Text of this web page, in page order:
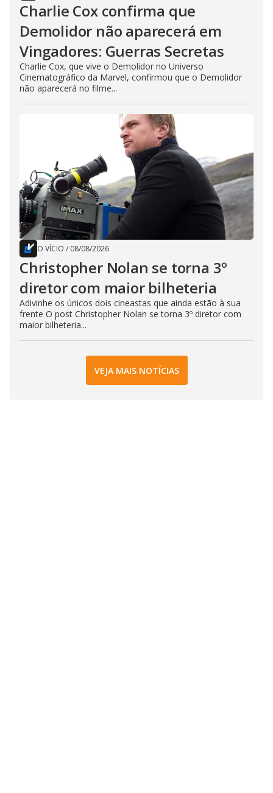
Charlie Cox confirma que
Demolidor não aparecerá em
Vingadores: Guerras Secretas
Charlie Cox, que vive o Demolidor no Universo
Cinematográfico da Marvel, confirmou que o Demolidor
não aparecerá no filme...
O VÍCIO / 08/08/2026
Christopher Nolan se torna 3º
diretor com maior bilheteria
Adivinhe os únicos dois cineastas que ainda estão à sua
frente O post Christopher Nolan se torna 3º diretor com
maior bilheteria...
VEJA MAIS NOTÍCIAS